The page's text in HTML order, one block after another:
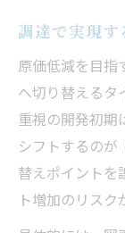
原価
原価
原価
性
コストと
調達で実現す
原価低減を目指
へ切り替えるタ
重視の開発初期
シフトするのが
替えポイントを
ト増加のリスク